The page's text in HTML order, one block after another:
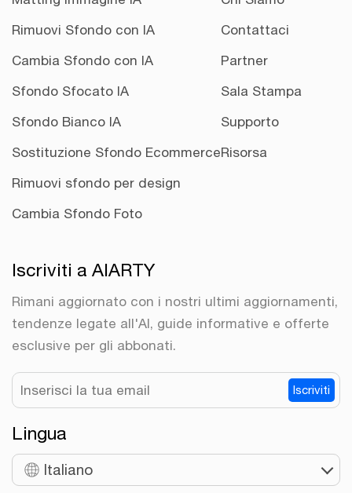
Rimuovi Sfondo con IA
Cambia Sfondo con IA
Sfondo Sfocato IA
Sfondo Bianco IA
Sostituzione Sfondo Ecommerce
Rimuovi sfondo per design
Cambia Sfondo Foto
Contattaci
Partner
Sala Stampa
Supporto
Risorsa
Iscriviti a AIARTY
Rimani aggiornato con i nostri ultimi aggiornamenti,
tendenze legate all'AI, guide informative e offerte
esclusive per gli abbonati.
Iscriviti
Lingua
Italiano